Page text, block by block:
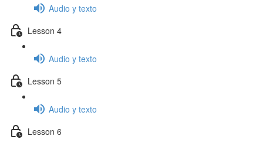
Audio y texto
Lesson 4
Audio y texto
Lesson 5
Audio y texto
Lesson 6